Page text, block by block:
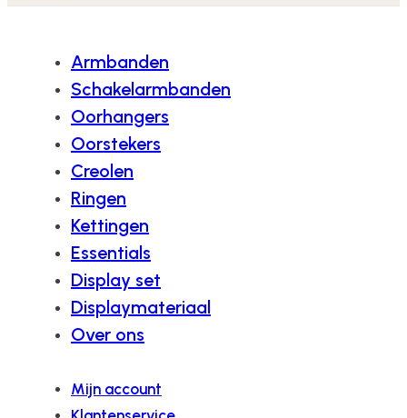
Armbanden
Schakelarmbanden
Oorhangers
Oorstekers
Creolen
Ringen
Kettingen
Essentials
Display set
Displaymateriaal
Over ons
Mijn account